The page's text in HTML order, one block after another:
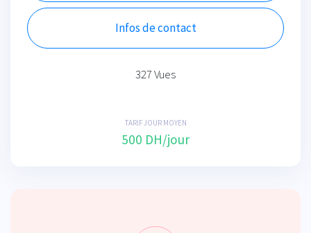
Infos de contact
327 Vues
TARIF JOUR MOYEN
500 DH/jour